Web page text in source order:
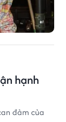
hạnh
đảm của